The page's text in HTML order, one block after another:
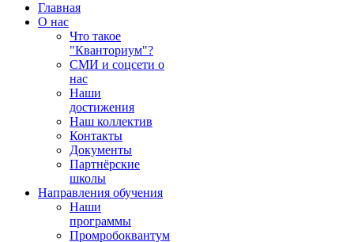
Главная
О нас
Что такое
"Кванториум"?
СМИ и соцсети о
нас
Наши
достижения
Наш коллектив
Контакты
Документы
Партнёрские
школы
Направления обучения
Наши
программы
Промробоквантум